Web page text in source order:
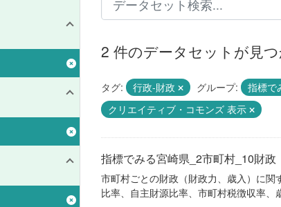
2 件のデータセットが見
タグ: 行政-財政 グループ: 指標で
クリエイティブ・コモンズ 表示
指標でみる宮崎県_2市町村_10財政
市町村ごとの財政（財政力、歳入）に
比率、自主財源比率、市町村税徴収率